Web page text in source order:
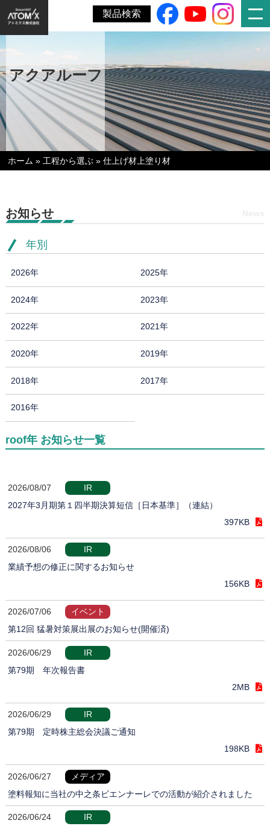
製品検索
アクアルーフ
ホーム » 工程から選ぶ »仕上げ材上塗り材
お知らせ
年別
2026年 2025年
2024年 2023年
2022年 2021年
2020年 2019年
2018年 2017年
2016年
roof年 お知らせ一覧
2026/08/07
IR
2027年3月期第１四半期決算短信［日本基準］（連結）
397KB
2026/08/06
IR
業績予想の修正に関するお知らせ
156KB
2026/07/06
イベント
第12回 猛暑対策展出展のお知らせ(開催済)
2026/06/29
IR
第79期 年次報告書
2MB
2026/06/29
IR
第79期 定時株主総会決議ご通知
198KB
2026/06/27
メディア
塗料報知に当社の中之条ビエンナーレでの活動が紹介されました
2026/06/24
IR